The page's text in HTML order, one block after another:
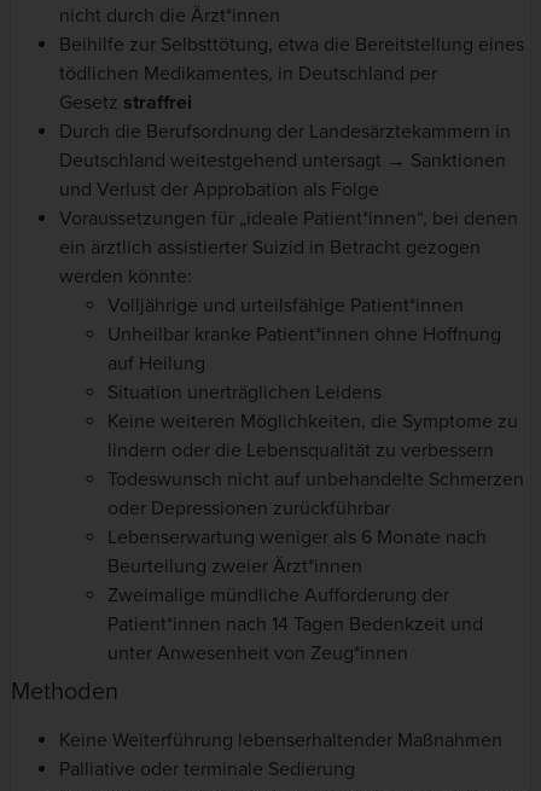
nicht durch die Ärzt*innen
Beihilfe zur Selbsttötung, etwa die Bereitstellung eines
tödlichen Medikamentes, in Deutschland per
Gesetz straffrei
Durch die Berufsordnung der Landesärztekammern in
Deutschland weitestgehend untersagt → Sanktionen
und Verlust der Approbation als Folge
Voraussetzungen für „ideale Patient*innen“, bei denen
ein ärztlich assistierter Suizid in Betracht gezogen
werden könnte:
Volljährige und urteilsfähige Patient*innen
Unheilbar kranke Patient*innen ohne Hoffnung
auf Heilung
Situation unerträglichen Leidens
Keine weiteren Möglichkeiten, die Symptome zu
lindern oder die Lebensqualität zu verbessern
Todeswunsch nicht auf unbehandelte Schmerzen
oder Depressionen zurückführbar
Lebenserwartung weniger als 6 Monate nach
Beurteilung zweier Ärzt*innen
Zweimalige mündliche Aufforderung der
Patient*innen nach 14 Tagen Bedenkzeit und
unter Anwesenheit von Zeug*innen
Methoden
Keine Weiterführung lebenserhaltender Maßnahmen
Palliative oder terminale Sedierung